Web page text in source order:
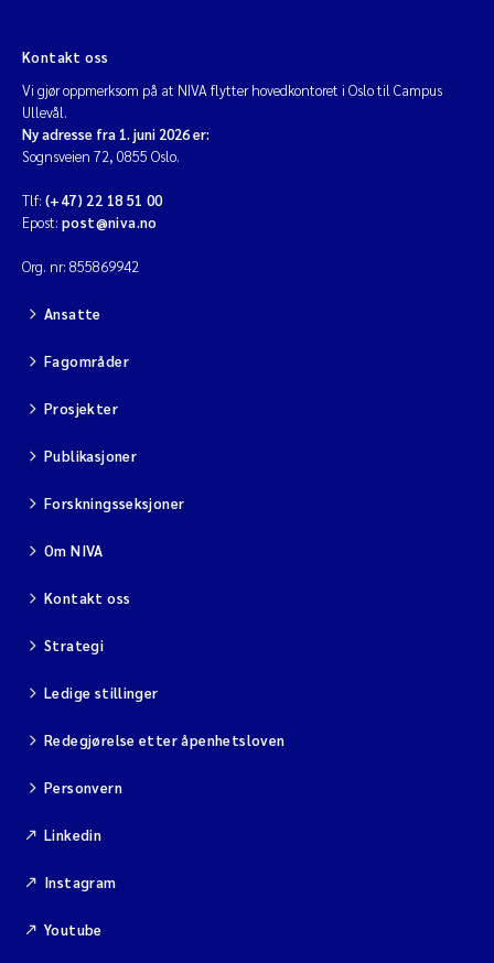
Kontakt oss
Vi gjør oppmerksom på at NIVA flytter hovedkontoret i Oslo til Campus
Ullevål.
Ny adresse fra 1. juni 2026 er:
Sognsveien 72, 0855 Oslo.
Tlf: (+47) 22 18 51 00
Epost: post@niva.no
Org. nr: 855869942
Ansatte
Fagområder
Prosjekter
Publikasjoner
Forskningsseksjoner
Om NIVA
Kontakt oss
Strategi
Ledige stillinger
Redegjørelse etter åpenhetsloven
Personvern
Linkedin
Instagram
Youtube